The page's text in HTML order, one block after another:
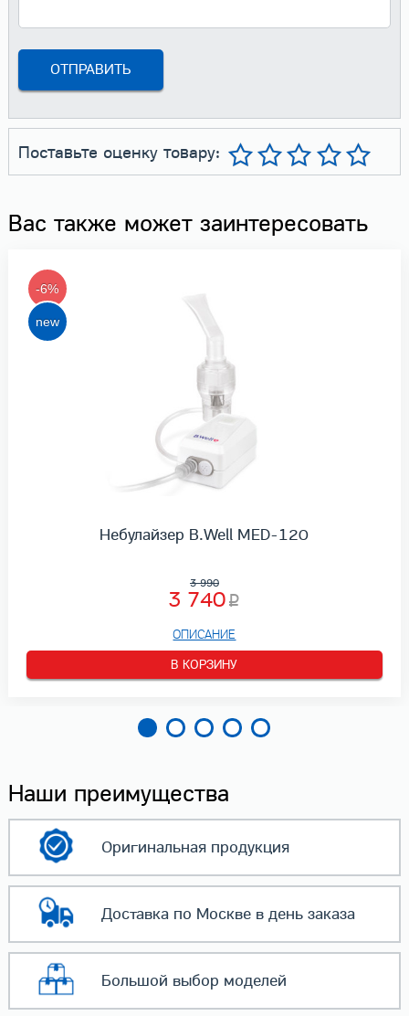
Поставьте оценку товару:
Вас также может заинтересовать
-6%
Небулайзер B.Well MED-120
3 990
3 740
ОПИСАНИЕ
В КОРЗИНУ
Наши преимущества
Оригинальнаяпродукция
Доставка по Москвев день заказа
Большой выбор моделей